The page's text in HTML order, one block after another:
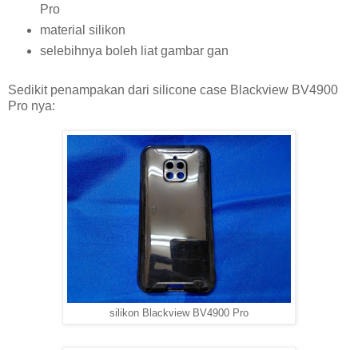
Pro
material silikon
selebihnya boleh liat gambar gan
Sedikit penampakan dari silicone case Blackview BV4900
Pro nya:
silikon Blackview BV4900 Pro